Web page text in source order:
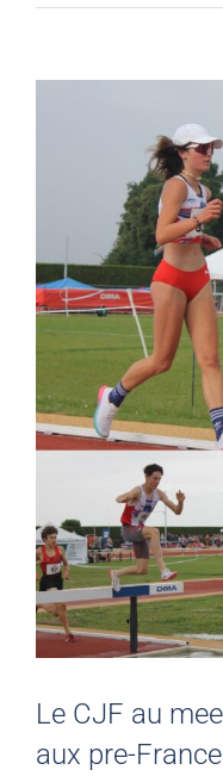
Le CJF au
aux pre-